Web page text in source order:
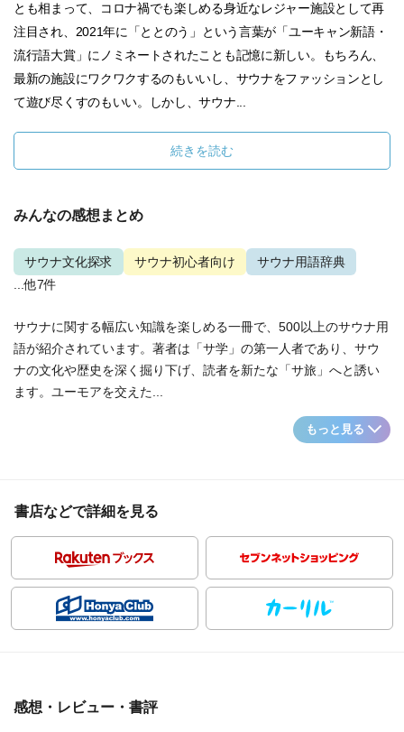
とも相まって、コロナ禍でも楽しめる身近なレジャー施設として再
注目され、2021年に「ととのう」という言葉が「ユーキャン新語・
流行語大賞」にノミネートされたことも記憶に新しい。もちろん、
最新の施設にワクワクするのもいいし、サウナをファッションとし
て遊び尽くすのもいい。しかし、サウナ...
続きを読む
みんなの感想まとめ
サウナ文化探求 サウナ初心者向け
サウナ用語辞典
...他7件
サウナに関する幅広い知識を楽しめる一冊で、500以上のサウナ用
語が紹介されています。著者は「サ学」の第一人者であり、サウ
ナの文化や歴史を深く掘り下げ、読者を新たな「サ旅」へと誘い
ます。ユーモアを交えた...
もっと見る
書店などで詳細を見る
感想・レビュー・書評